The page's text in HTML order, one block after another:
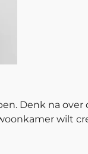
Denk na over
wilt